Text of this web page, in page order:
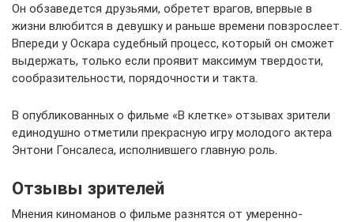
Он обзаведется друзьями, обретет врагов, впервые в
жизни влюбится в девушку и раньше времени повзрослеет.
Впереди у Оскара судебный процесс, который он сможет
выдержать, только если проявит максимум твердости,
сообразительности, порядочности и такта.
В опубликованных о фильме «В клетке» отзывах зрители
единодушно отметили прекрасную игру молодого актера
Энтони Гонсалеса, исполнившего главную роль.
Отзывы зрителей
Мнения киноманов о фильме разнятся от умеренно-